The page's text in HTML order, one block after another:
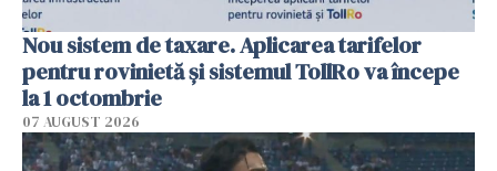
Nou sistem de taxare. Aplicarea tarifelor
pentru rovinietă şi sistemul TollRo va începe
la 1 octombrie
07 AUGUST 2026